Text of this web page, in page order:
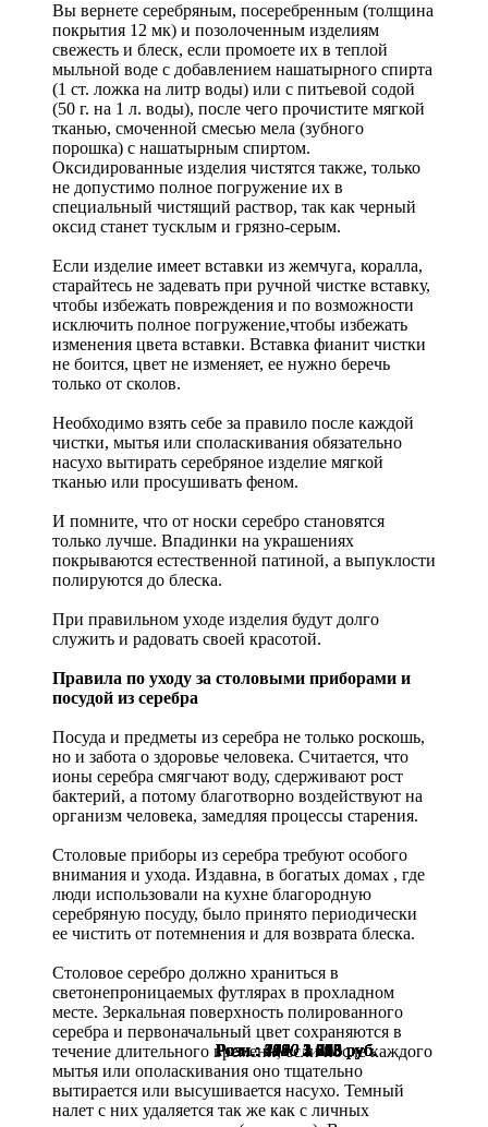
Розн.:3620 2 715руб.
Розн.:5190 3 893руб.
Розн.:5190 3 893руб.
Розн.:4300 3 225руб.
Розн.:4110 3 083руб.
Розн.:3620 2 715руб.
Розн.:4840 3 630руб.
Розн.:2430 1 823руб.
Розн.:1650 1 238руб.
Розн.:2950 2 213руб.
Розн.:2950 2 213руб.
Розн.:2100 1 575руб.
Вы вернете серебряным, посеребренным (толщина
покрытия 12 мк) и позолоченным изделиям
свежесть и блеск, если промоете их в теплой
мыльной воде с добавлением нашатырного спирта
(1 ст. ложка на литр воды) или с питьевой содой
(50 г. на 1 л. воды), после чего прочистите мягкой
тканью, смоченной смесью мела (зубного
порошка) с нашатырным спиртом.
Оксидированные изделия чистятся также, только
не допустимо полное погружение их в
специальный чистящий раствор, так как черный
оксид станет тусклым и грязно-серым.
Если изделие имеет вставки из жемчуга, коралла,
старайтесь не задевать при ручной чистке вставку,
чтобы избежать повреждения и по возможности
исключить полное погружение,чтобы избежать
изменения цвета вставки. Вставка фианит чистки
не боится, цвет не изменяет, ее нужно беречь
только от сколов.
Необходимо взять себе за правило после каждой
чистки, мытья или споласкивания обязательно
насухо вытирать серебряное изделие мягкой
тканью или просушивать феном.
И помните, что от носки серебро становятся
только лучше. Впадинки на украшениях
покрываются естественной патиной, а выпуклости
полируются до блеска.
При правильном уходе изделия будут долго
служить и радовать своей красотой.
Правила по уходу за столовыми приборами и
посудой из серебра
Посуда и предметы из серебра не только роскошь,
но и забота о здоровье человека. Считается, что
ионы серебра смягчают воду, сдерживают рост
бактерий, а потому благотворно воздействуют на
организм человека, замедляя процессы старения.
Столовые приборы из серебра требуют особого
внимания и ухода. Издавна, в богатых домах , где
люди использовали на кухне благородную
серебряную посуду, было принято периодически
ее чистить от потемнения и для возврата блеска.
Столовое серебро должно храниться в
светонепроницаемых футлярах в прохладном
месте. Зеркальная поверхность полированного
серебра и первоначальный цвет сохраняются в
течение длительного времени, если после каждого
мытья или ополаскивания оно тщательно
вытирается или высушивается насухо. Темный
налет с них удаляется так же как с личных